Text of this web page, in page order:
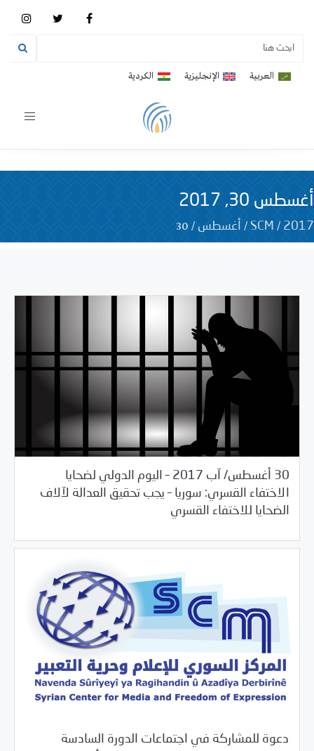
العربية الإنجليزية الكردية
Toggle
أغسطس 30, 2017
SCM / 2017
/ أغسطس /
30
30 أغسطس/ آب 2017 – اليوم الدولي لضحايا
الاختفاء القسري: سوريا – يجب تحقيق العدالة لآلاف
الضحايا للاختفاء القسري
08/30/2017
2017
/بيانات المركز/خبر بارز
دعوة للمشاركة في اجتماعات الدورة السادسة
08/30/2017
2017
/ بيانات المركز/خبر بارز